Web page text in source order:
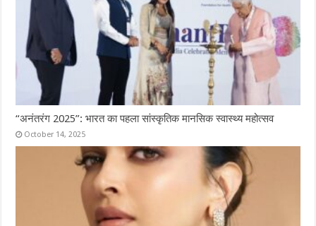
“अनंतरंग 2025”: भारत का पहला सांस्कृतिक मानसिक स्वास्थ्य महोत्सव
October 14, 2025